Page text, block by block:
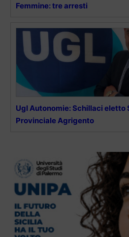
Femmine: tre arresti
Ugl Autonomie: Schillaci eletto
Provinciale Agrigento